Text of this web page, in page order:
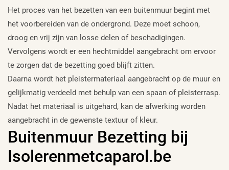
Het proces van het bezetten van een buitenmuur begint met
het voorbereiden van de ondergrond. Deze moet schoon,
droog en vrij zijn van losse delen of beschadigingen.
Vervolgens wordt er een hechtmiddel aangebracht om ervoor
te zorgen dat de bezetting goed blijft zitten.
Daarna wordt het pleistermateriaal aangebracht op de muur en
gelijkmatig verdeeld met behulp van een spaan of pleisterrasp.
Nadat het materiaal is uitgehard, kan de afwerking worden
aangebracht in de gewenste textuur of kleur.
Buitenmuur Bezetting bij
Isolerenmetcaparol.be